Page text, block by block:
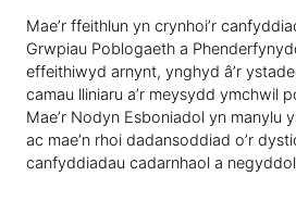
Mae’r ffeithlun yn crynhoi’r
Grwpiau Poblogaeth a
effeithiwyd arnynt, ynghyd â’r
camau lliniaru a’r meysydd ymchwil
Mae’r Nodyn Esboniadol yn manylu
ac mae’n rhoi dadansoddiad o’r
canfyddiadau cadarnhaol a